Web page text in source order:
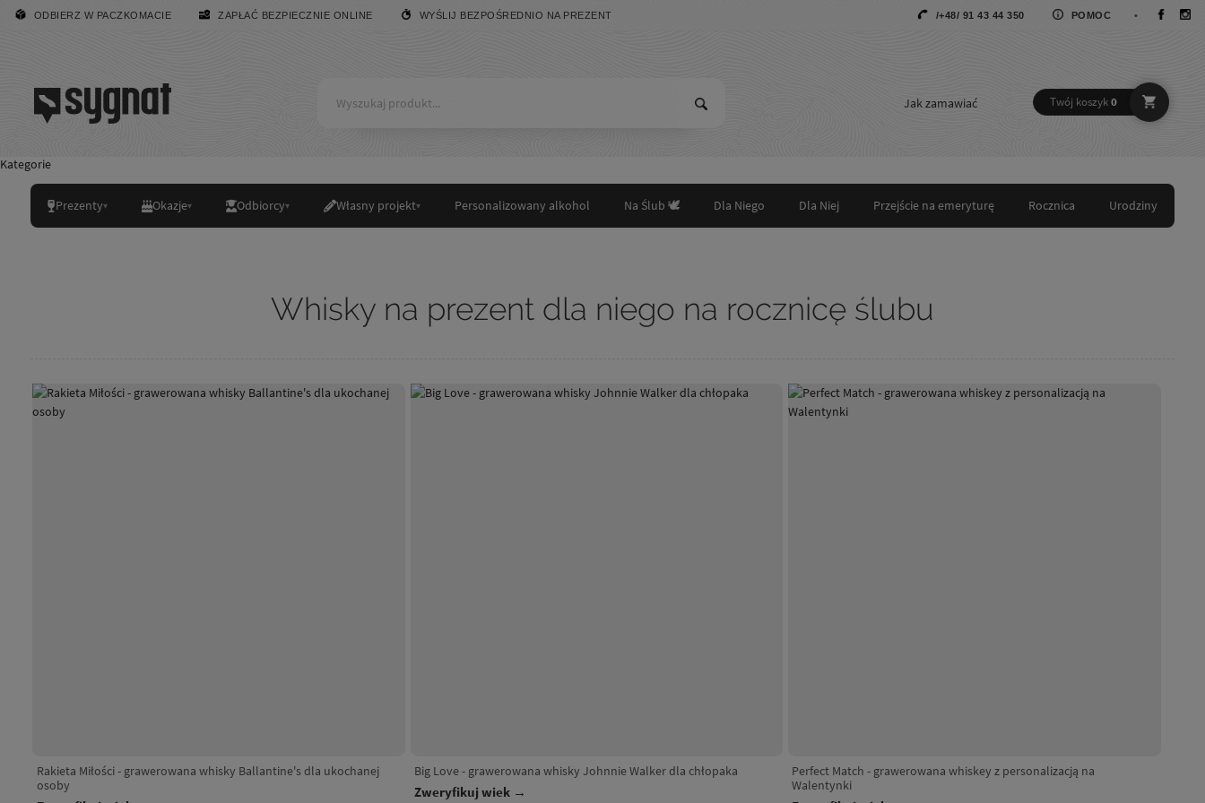
ODBIERZ W PACZKOMACIE ZAPŁAĆ BEZPIECZNIE ONLINE WYŚLIJ BEZPOŚREDNIO NA PREZENT /+48/ 91 43 44 350 POMOC •
Jak zamawiać Twój koszyk0
Kategorie
Prezenty Okazje Odbiorcy Własny projekt Personalizowany alkohol Na Ślub 🕊️ Dla Niego Dla Niej Przejście na emeryturę Rocznica Urodziny
Whisky na prezent dla niego na rocznicę ślubu
Rakieta Miłości - grawerowana whisky Ballantine's dla ukochanej
osoby
Big Love - grawerowana whisky Johnnie Walker dla chłopaka
Zweryfikuj wiek →
Perfect Match - grawerowana whiskey z personalizacją na
Walentynki